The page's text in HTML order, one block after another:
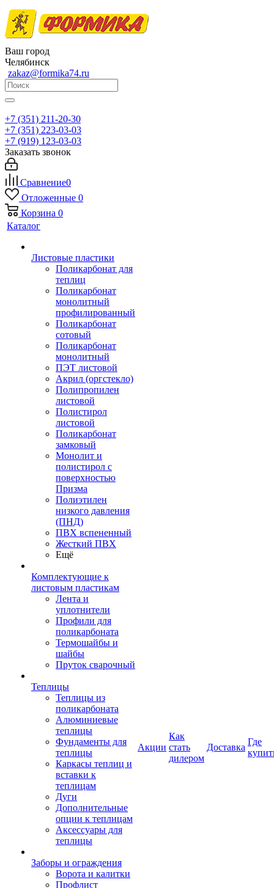
Ваш город
Челябинск
zakaz@formika74.ru
+7 (351) 211-20-30
+7 (351) 223-03-03
+7 (919) 123-03-03
Заказать звонок
Сравнение0
Отложенные 0
Корзина 0
Каталог
Листовые пластики
Поликарбонат для
теплиц
Поликарбонат
монолитный
профилированный
Поликарбонат
сотовый
Поликарбонат
монолитный
ПЭТ листовой
Акрил (оргстекло)
Полипропилен
листовой
Полистирол
листовой
Поликарбонат
замковый
Монолит и
полистирол с
поверхностью
Призма
Полиэтилен
низкого давления
(ПНД)
ПВХ вспененный
Жесткий ПВХ
Ещё
Комплектующие к
листовым пластикам
Лента и
уплотнители
Профили для
поликарбоната
Термошайбы и
шайбы
Пруток сварочный
Теплицы
Теплицы из
поликарбоната
Алюминиевые
теплицы
Фундаменты для
теплицы
Каркасы теплиц и
вставки к
теплицам
Дуги
Дополнительные
опции к теплицам
Аксессуары для
теплицы
Заборы и ограждения
Ворота и калитки
Профлист
Акции
Как
стать
дилером
Доставка
Где